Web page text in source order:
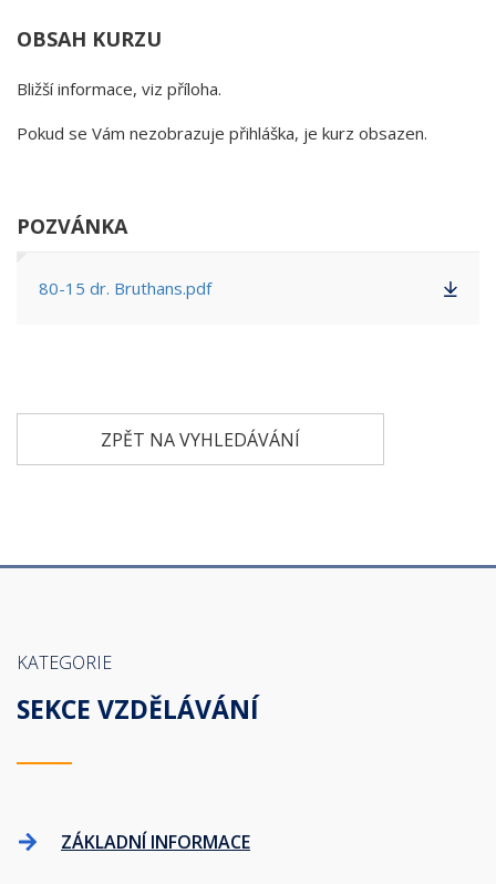
OBSAH KURZU
Bližší informace, viz příloha.
Pokud se Vám nezobrazuje přihláška, je kurz obsazen.
POZVÁNKA
80-15 dr. Bruthans.pdf
ZPĚT NA VYHLEDÁVÁNÍ
KATEGORIE
SEKCE VZDĚLÁVÁNÍ
ZÁKLADNÍ INFORMACE